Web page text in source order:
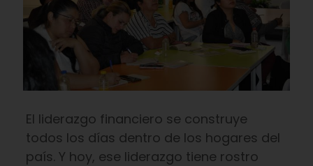
El liderazgo financiero se construye
todos los días dentro de los hogares del
país. Y hoy, ese liderazgo tiene rostro